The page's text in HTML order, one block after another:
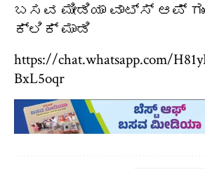
ಬಸವ ಮೀಡಿಯಾ ವಾಟ್ಸ್ ಆಪ್
ಕ್ಲಿಕ್ ಮಾಡಿ
https://chat.whatsapp.com/
BxL5oqr